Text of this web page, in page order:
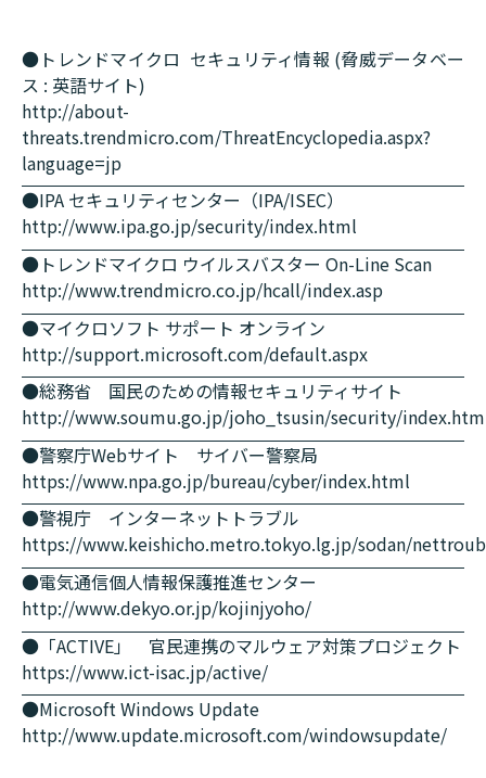
●トレンドマイクロ セキュリティ情報 (脅威データベー
ス : 英語サイト)
http://about-
threats.trendmicro.com/ThreatEncyclopedia.aspx?
language=jp
●IPA セキュリティセンター（IPA/ISEC）
http://www.ipa.go.jp/security/index.html
●トレンドマイクロ ウイルスバスター On-Line Scan
http://www.trendmicro.co.jp/hcall/index.asp
●マイクロソフト サポート オンライン
http://support.microsoft.com/default.aspx
●総務省 国民のための情報セキュリティサイト
http://www.soumu.go.jp/joho_tsusin/security/index.htm
●警察庁Webサイト サイバー警察局
https://www.npa.go.jp/bureau/cyber/index.html
●警視庁 インターネットトラブル
https://www.keishicho.metro.tokyo.lg.jp/sodan/
●電気通信個人情報保護推進センター
http://www.dekyo.or.jp/kojinjyoho/
●「ACTIVE」 官民連携のマルウェア対策プロジェクト
https://www.ict-isac.jp/active/
●Microsoft Windows Update
http://www.update.microsoft.com/windowsupdate/